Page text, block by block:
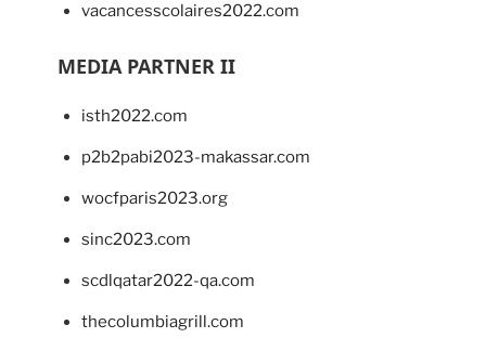
vacancesscolaires2022.com
MEDIA PARTNER II
isth2022.com
p2b2pabi2023-makassar.com
wocfparis2023.org
sinc2023.com
scdlqatar2022-qa.com
thecolumbiagrill.com